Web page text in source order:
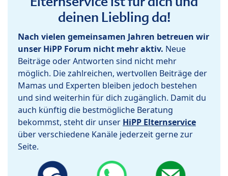
deinen Liebling da!
Nach vielen gemeinsamen Jahren betreuen wir
unser HiPP Forum nicht mehr aktiv. Neue
Beiträge oder Antworten sind nicht mehr
möglich. Die zahlreichen, wertvollen Beiträge der
Mamas und Experten bleiben jedoch bestehen
und sind weiterhin für dich zugänglich. Damit du
auch künftig die bestmögliche Beratung
bekommst, steht dir unser HiPP Elternservice
über verschiedene Kanäle jederzeit gerne zur
Seite.